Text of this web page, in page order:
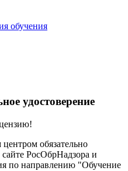
обучения
удостоверение
обязательно
РосОбрНадзора и
по направлению "Обучение